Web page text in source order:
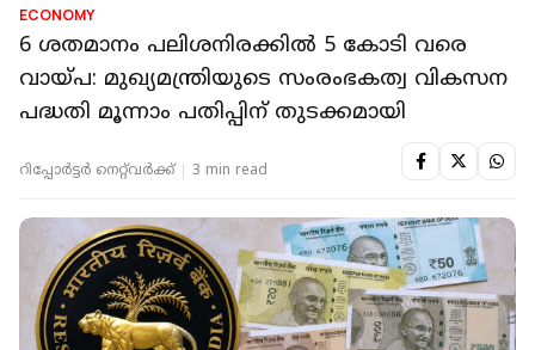
ECONOMY
6 ശതമാനം പലിശനിരക്കിൽ 5 കോടി വരെ
വായ്പ: മുഖ്യമന്ത്രിയുടെ സംരംഭകത്വ വികസന
പദ്ധതി മൂന്നാം പതിപ്പിന് തുടക്കമായി
റിപ്പോർട്ടർ നെറ്റ്‌വര്‍ക്ക്‌ 3 min read